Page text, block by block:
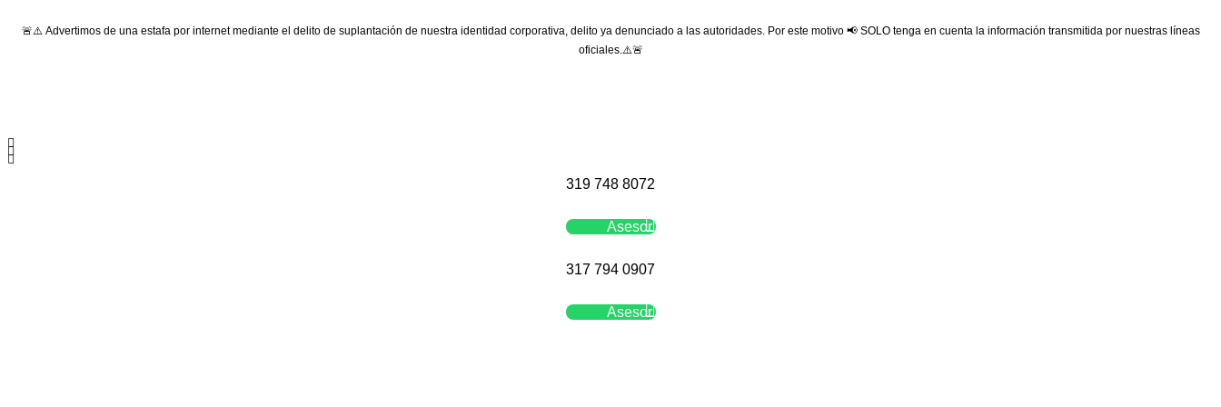
🚨⚠️ Advertimos de una estafa por internet mediante el delito de suplantación de nuestra identidad corporativa, delito ya denunciado a las autoridades. Por este motivo 📢 SOLO tenga en cuenta la información transmitida por nuestras líneas
oficiales.⚠️🚨
319 748 8072
Asesor
317 794 0907
Asesor